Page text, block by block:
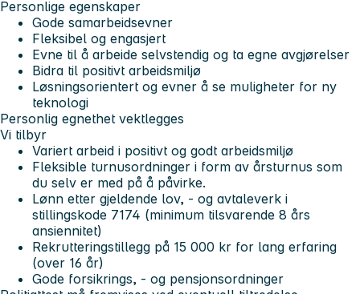
Personlige egenskaper
Gode samarbeidsevner
Fleksibel og engasjert
Evne til å arbeide selvstendig og ta egne avgjørelser
Bidra til positivt arbeidsmiljø
Løsningsorientert og evner å se muligheter for ny
teknologi
Personlig egnethet vektlegges
Vi tilbyr
Variert arbeid i positivt og godt arbeidsmiljø
Fleksible turnusordninger i form av årsturnus som
du selv er med på å påvirke.
Lønn etter gjeldende lov, - og avtaleverk i
stillingskode 7174 (minimum tilsvarende 8 års
ansiennitet)
Rekrutteringstillegg på 15 000 kr for lang erfaring
(over 16 år)
Gode forsikrings, - og pensjonsordninger